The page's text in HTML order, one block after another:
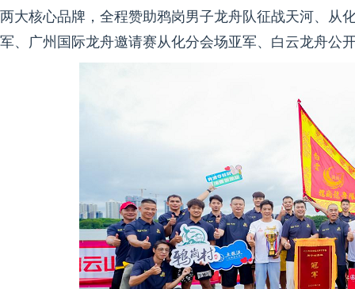
两大核心品牌，全程赞助鸦岗男子龙舟队征战天河、从
军、广州国际龙舟邀请赛从化分会场亚军、白云龙舟公